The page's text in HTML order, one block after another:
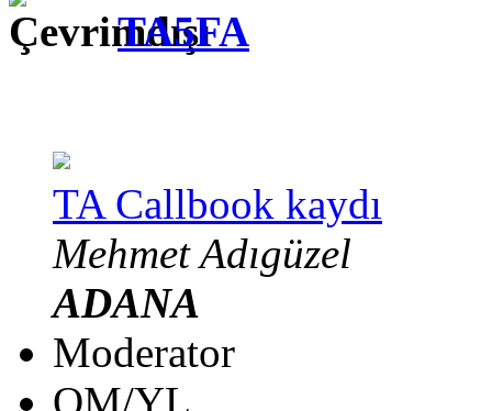
TA5FA
TA Callbook kaydı
Mehmet Adıgüzel
ADANA
Moderator
OM/YL